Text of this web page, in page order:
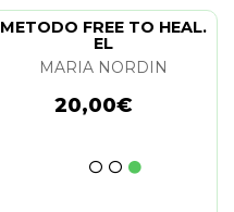
METODO FREE TO HEAL.
EL
MARIA NORDIN
20,00€